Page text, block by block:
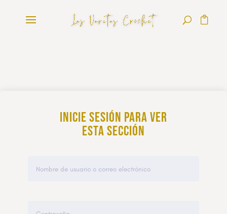
Inicie sesión para ver
esta sección